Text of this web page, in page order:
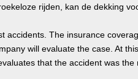
rijden, kan de dekking
accidents. The insurance
will evaluate the case. At
that the accident was